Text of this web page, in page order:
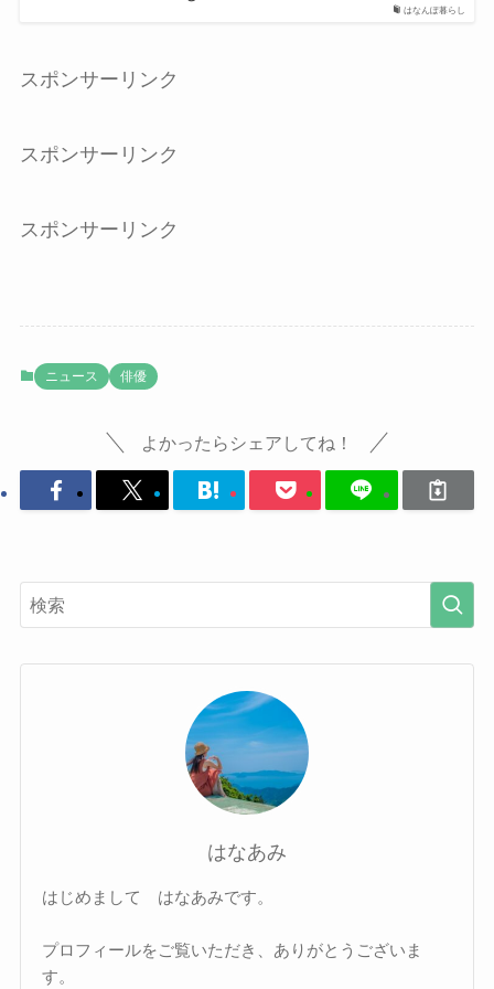
はなんぽ暮らし
スポンサーリンク
スポンサーリンク
スポンサーリンク
ニュース 俳優
よかったらシェアしてね！
はなあみ
はじめまして はなあみです。
プロフィールをご覧いただき、ありがとうございま
す。